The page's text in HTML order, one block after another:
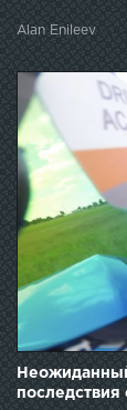
Alan Enileev
последствия